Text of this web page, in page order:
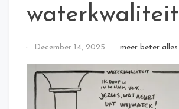
waterkwaliteit
ByDecember 14, 2025 meer beter alles